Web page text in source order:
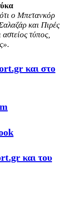
ο Μπετανκόρ
και Πιρές
τύπος,
και στο
και του